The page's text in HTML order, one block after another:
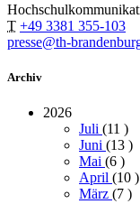
T +49 3381 355-103
presse@th-
Archiv
2026
Juli (11 )
Juni (13 )
Mai (6 )
April (10 )
März (7 )